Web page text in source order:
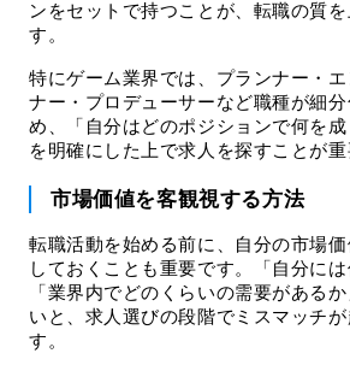
ンをセットで持つことが、転職の質
す。
特にゲーム業界では、プランナー・
ナー・プロデューサーなど職種が細
め、「自分はどのポジションで何を成
を明確にした上で求人を探すことが重
市場価値を客観視する方法
転職活動を始める前に、自分の市場
しておくことも重要です。「自分には
「業界内でどのくらいの需要がある
いと、求人選びの段階でミスマッチ
す。